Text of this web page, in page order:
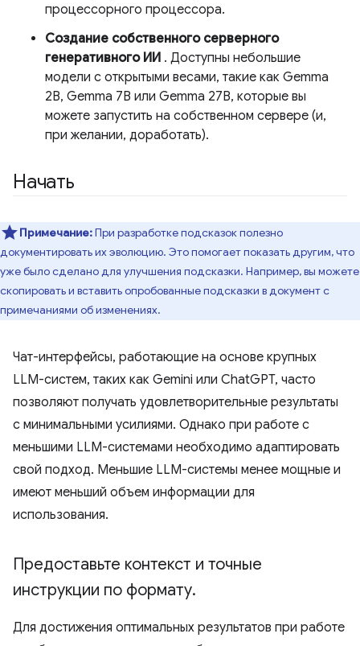
процессорного процессора.
Создание собственного серверного
генеративного ИИ . Доступны небольшие
модели с открытыми весами, такие как Gemma
2B, Gemma 7B или Gemma 27B, которые вы
можете запустить на собственном сервере (и,
при желании, доработать).
Начать
Примечание:При разработке подсказок полезно
документировать их эволюцию. Это помогает показать другим, что
уже было сделано для улучшения подсказки. Например, вы можете
скопировать и вставить опробованные подсказки в документ с
примечаниями об изменениях.
Чат-интерфейсы, работающие на основе крупных
LLM-систем, таких как Gemini или ChatGPT, часто
позволяют получать удовлетворительные результаты
с минимальными усилиями. Однако при работе с
меньшими LLM-системами необходимо адаптировать
свой подход. Меньшие LLM-системы менее мощные и
имеют меньший объем информации для
использования.
Предоставьте контекст и точные
инструкции по формату.
Для достижения оптимальных результатов при работе